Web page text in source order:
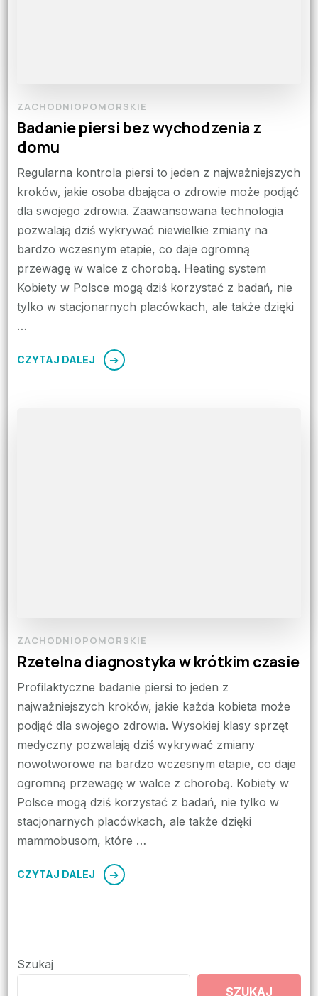
ZACHODNIOPOMORSKIE
Badanie piersi bez wychodzenia z
domu
Regularna kontrola piersi to jeden z najważniejszych
kroków, jakie osoba dbająca o zdrowie może podjąć
dla swojego zdrowia. Zaawansowana technologia
pozwalają dziś wykrywać niewielkie zmiany na
bardzo wczesnym etapie, co daje ogromną
przewagę w walce z chorobą. Heating system
Kobiety w Polsce mogą dziś korzystać z badań, nie
tylko w stacjonarnych placówkach, ale także dzięki
…
CZYTAJ DALEJ
ZACHODNIOPOMORSKIE
Rzetelna diagnostyka w krótkim czasie
Profilaktyczne badanie piersi to jeden z
najważniejszych kroków, jakie każda kobieta może
podjąć dla swojego zdrowia. Wysokiej klasy sprzęt
medyczny pozwalają dziś wykrywać zmiany
nowotworowe na bardzo wczesnym etapie, co daje
ogromną przewagę w walce z chorobą. Kobiety w
Polsce mogą dziś korzystać z badań, nie tylko w
stacjonarnych placówkach, ale także dzięki
mammobusom, które …
CZYTAJ DALEJ
Szukaj
SZUKAJ